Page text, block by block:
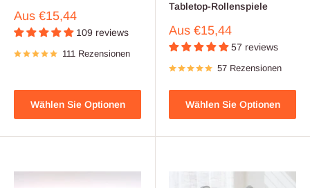
Verkaufspreis
Aus €15,44
109 reviews
111 Rezensionen
Wählen Sie Optionen
Tabletop-Rollenspiele
Verkaufspreis
Aus €15,44
57 reviews
57 Rezensionen
Wählen Sie Optionen